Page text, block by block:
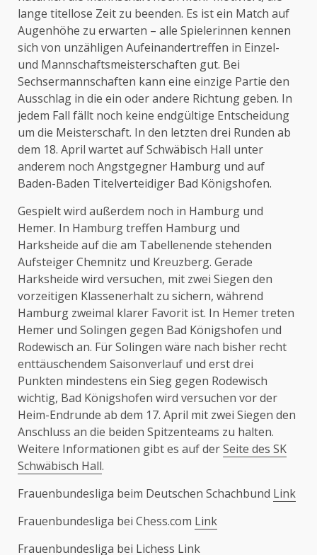
lange titellose Zeit zu beenden. Es ist ein Match auf
Augenhöhe zu erwarten – alle Spielerinnen kennen
sich von unzähligen Aufeinandertreffen in Einzel-
und Mannschaftsmeisterschaften gut. Bei
Sechsermannschaften kann eine einzige Partie den
Ausschlag in die ein oder andere Richtung geben. In
jedem Fall fällt noch keine endgültige Entscheidung
um die Meisterschaft. In den letzten drei Runden ab
dem 18. April wartet auf Schwäbisch Hall unter
anderem noch Angstgegner Hamburg und auf
Baden-Baden Titelverteidiger Bad Königshofen.
Gespielt wird außerdem noch in Hamburg und
Hemer. In Hamburg treffen Hamburg und
Harksheide auf die am Tabellenende stehenden
Aufsteiger Chemnitz und Kreuzberg. Gerade
Harksheide wird versuchen, mit zwei Siegen den
vorzeitigen Klassenerhalt zu sichern, während
Hamburg zweimal klarer Favorit ist. In Hemer treten
Hemer und Solingen gegen Bad Königshofen und
Rodewisch an. Für Solingen wäre nach bisher recht
enttäuschendem Saisonverlauf und erst drei
Punkten mindestens ein Sieg gegen Rodewisch
wichtig, Bad Königshofen wird versuchen vor der
Heim-Endrunde ab dem 17. April mit zwei Siegen den
Anschluss an die beiden Spitzenteams zu halten.
Weitere Informationen gibt es auf derSeite des SK
Schwäbisch Hall.
Frauenbundesliga beim Deutschen Schachbund Link
Frauenbundesliga bei Chess.com Link
Frauenbundesliga bei Lichess Link